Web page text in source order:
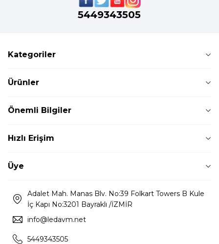
5449343505
Kategoriler
Ürünler
Önemli Bilgiler
Hızlı Erişim
Üye
Adalet Mah. Manas Blv. No:39 Folkart Towers B Kule
İç Kapı No:3201 Bayraklı /İZMİR
info@ledavm.net
5449343505